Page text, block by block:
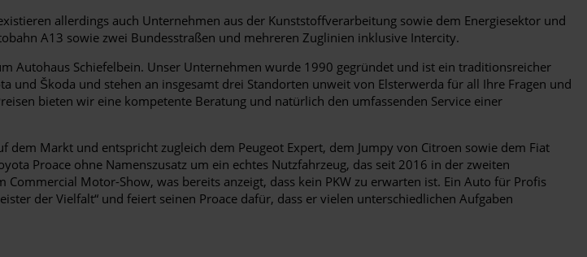
allerdings auch Unternehmen aus der Kunststoffverarbeitung sowie dem Energiesektor und
A13 sowie zwei Bundesstraßen und mehreren Zuglinien inklusive Intercity.
Autohaus Schiefelbein. Unser Unternehmen wurde 1990 gegründet und ist ein traditionsreicher
Škoda und stehen an insgesamt drei Standorten unweit von Elsterwerda für all Ihre Fragen und
bieten wir eine kompetente Beratung und natürlich den umfassenden Service einer
Markt und entspricht zugleich dem Peugeot Expert, dem Jumpy von Citroen sowie dem Fiat
Proace ohne Namenszusatz um ein echtes Nutzfahrzeug, das seit 2016 in der zweiten
Motor-Show, was bereits anzeigt, dass kein PKW zu erwarten ist. Ein Auto für Profis
der Vielfalt“ und feiert seinen Proace dafür, dass er vielen unterschiedlichen Aufgaben